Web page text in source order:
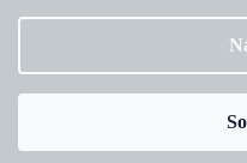
NakódovaloRemedio
Olestars
vyhrazena.